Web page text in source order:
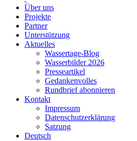
Über uns
Projekte
Partner
Unterstützung
Aktuelles
Wassertage-Blog
Wasserbilder 2026
Presseartikel
Gedankenvolles
Rundbrief abonnieren
Kontakt
Impressum
Datenschutzerklärung
Satzung
Deutsch